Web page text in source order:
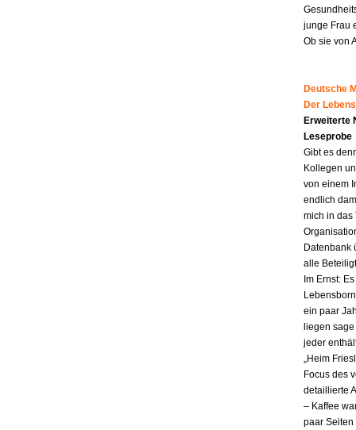
junge Frau
Ob sie von
Deutsche
Der
Erweiterte
Leseprobe
Gibt es
Kollegen
von einem
endlich
mich in das
Datenbank
alle
Im Ernst:
ein paar
liegen
jeder
„Heim
Focus des
detaillierte
– Kaffee
paar